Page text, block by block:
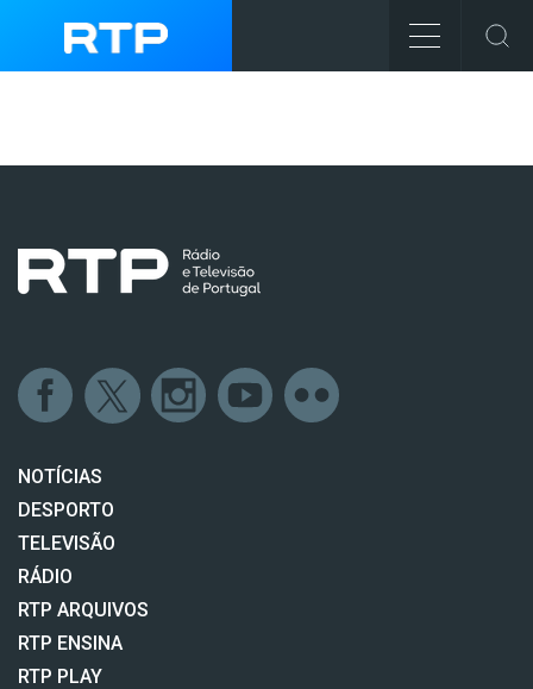
NOTÍCIAS
DESPORTO
TELEVISÃO
RÁDIO
RTP ARQUIVOS
RTP ENSINA
RTP PLAY